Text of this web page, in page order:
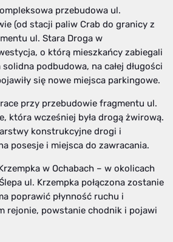
przebudowa ul.
(od stacji paliw Crab do granicy z
ul. Stara Droga w
o którą mieszkańcy zabiegali
podbudowa, na całej długości
się nowe miejsca parkingowe.
przy przebudowie fragmentu ul.
która wcześniej była drogą żwirową.
konstrukcyjne drogi i
posesje i miejsca do zawracania.
w Ochabach – w okolicach
ul. Krzempka połączona zostanie
poprawić płynność ruchu i
rejonie, powstanie chodnik i pojawi